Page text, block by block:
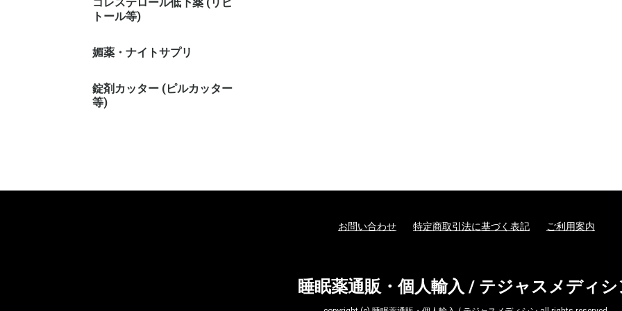
コレステロール低下薬 (リピ
トール等)
媚薬・ナイトサプリ
錠剤カッター (ピルカッター
等)
お問い合わせ 特定商取引法に基づく表記 ご利用案内
睡眠薬通販・個人輸入 / テジャスメディシ